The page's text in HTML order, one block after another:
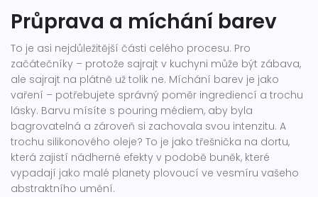
Průprava a míchání barev
To je asi nejdůležitější části celého procesu. Pro
začátečníky – protože sajrajt v kuchyni může být zábava,
ale sajrajt na plátně už tolik ne. Míchání barev je jako
vaření – potřebujete správný poměr ingrediencí a trochu
lásky. Barvu mísíte s pouring médiem, aby byla
bagrovatelná a zároveň si zachovala svou intenzitu. A
trochu silikonového oleje? To je jako třešnička na dortu,
která zajistí nádherné efekty v podobě buněk, které
vypadají jako malé planety plovoucí ve vesmíru vašeho
abstraktního umění.